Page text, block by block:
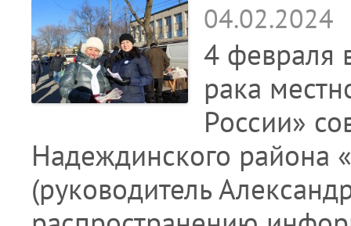
04.02.2024
4 февраля
рака
России»
Надеждинского района
(руководитель